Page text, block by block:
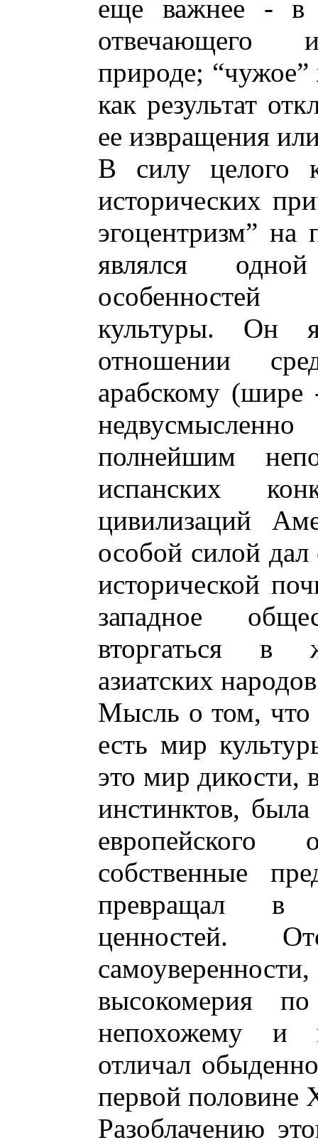
еще важнее - в
отвечающего
природе; “чужое”
как результат
ее извращения
В силу целого
исторических
эгоцентризм” на
являлся
особенностей
культуры. Он
отношении
арабскому (шире
полнейшим
испанских
цивилизаций
особой силой дал
исторической
западное
вторгаться в
азиатских
Мысль о том, что
есть мир
это мир дикости,
инстинктов,
собственные
превращал в
ценностей.
высокомерия
непохожему и
отличал
первой половине
Разоблачению